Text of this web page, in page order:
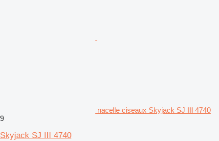
nacelle ciseaux Skyjack SJ III 4740
9
Skyjack SJ III 4740